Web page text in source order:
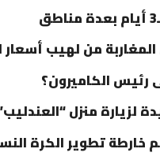
من لهيب أسعار
رئيس الكاميرون؟
لزيارة منزل
خارطة تطوير الكرة